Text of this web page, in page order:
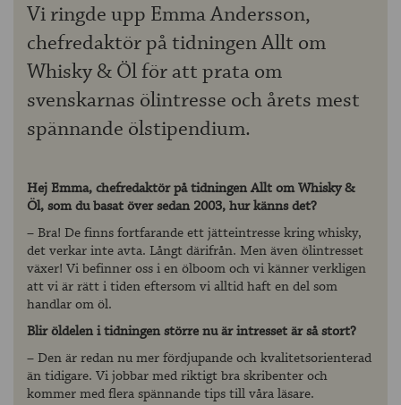
Vi ringde upp Emma Andersson,
chefredaktör på tidningen Allt om
Whisky & Öl för att prata om
svenskarnas ölintresse och årets mest
spännande ölstipendium.
Hej Emma, chefredaktör på tidningen Allt om Whisky &
Öl, som du basat över sedan 2003, hur känns det?
– Bra! De finns fortfarande ett jätteintresse kring whisky,
det verkar inte avta. Långt därifrån. Men även ölintresset
växer! Vi befinner oss i en ölboom och vi känner verkligen
att vi är rätt i tiden eftersom vi alltid haft en del som
handlar om öl.
Blir öldelen i tidningen större nu är intresset är så stort?
– Den är redan nu mer fördjupande och kvalitetsorienterad
än tidigare. Vi jobbar med riktigt bra skribenter och
kommer med flera spännande tips till våra läsare.